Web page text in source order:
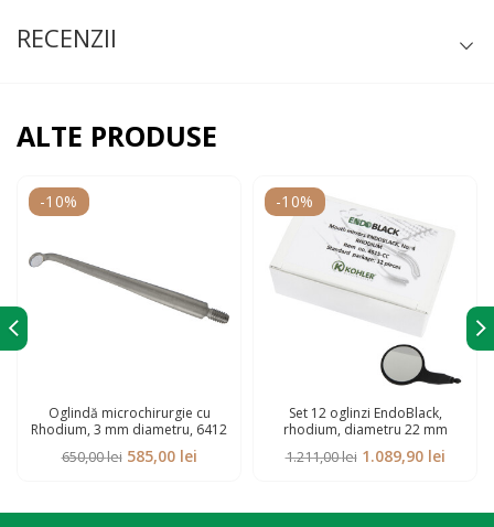
RECENZII
ALTE PRODUSE
-10%
Oglindă microchirurgie cu
Rhodium, 3 mm diametru, 6412
650,00lei Prețul
inițial
650,00 lei.
585,00 leiPrețul
curent
-10%
Set 12 oglinzi EndoBlack,
rhodium, diametru 22 mm
1.211,00lei Prețul
inițial
1.211,00 lei.
1.089,90 leiPrețul
curent